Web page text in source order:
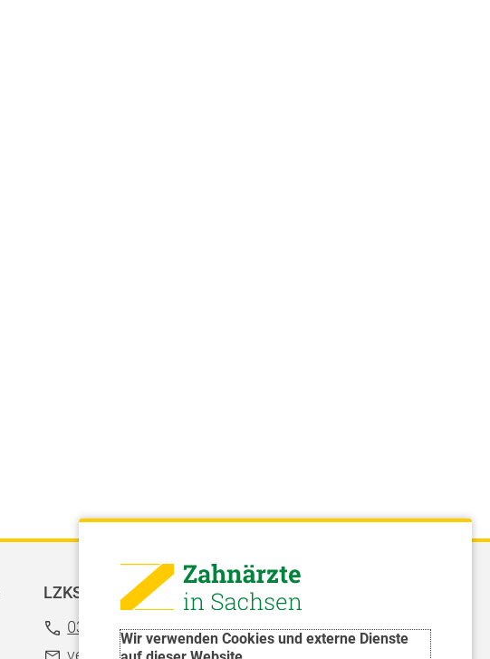
Wir verwenden Cookies und externe Dienste
LZKS - Landeszahnärztekammer Sachsen
0351 8066 - 0
verwaltung@Izk-sachsen.de